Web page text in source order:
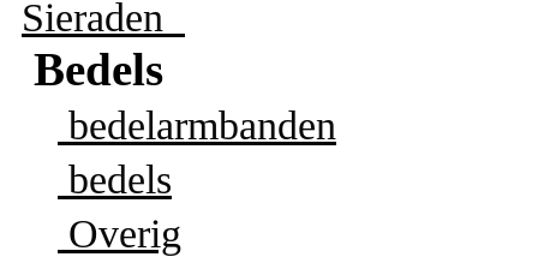
Sieraden
Bedels
bedelarmbanden
bedels
Overig